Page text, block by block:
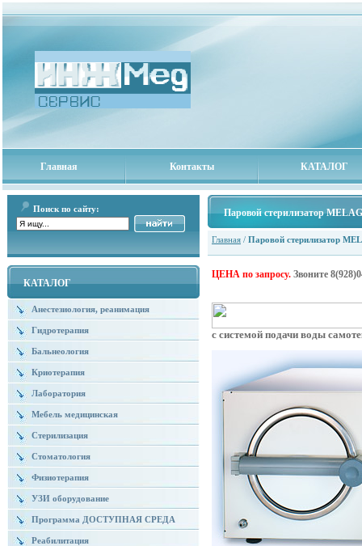
Главная Контакты КАТАЛОГ
Поиск по сайту:
КАТАЛОГ
Анестезиология, реанимация
Гидротерапия
Бальнеология
Криотерапия
Лаборатория
Мебель медицинская
Стерилизация
Стоматология
Физиотерапия
УЗИ оборудование
Программа ДОСТУПНАЯ СРЕДА
Реабилитация
Паровой стерилизатор
Главная / Паровой стерилизатор
ЦЕНА по запросу. Звоните
с системой подачи воды